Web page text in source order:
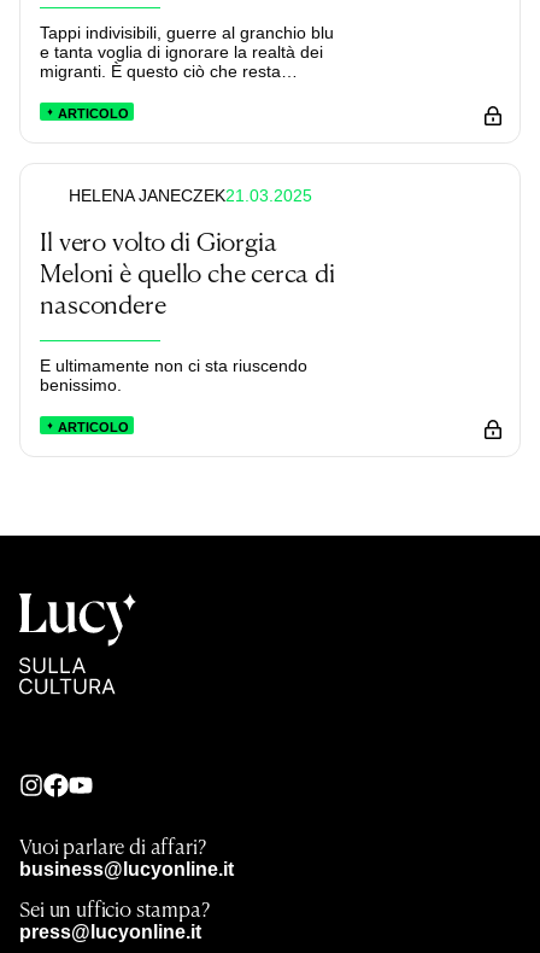
Tappi indivisibili, guerre al granchio blu
e tanta voglia di ignorare la realtà dei
migranti. È questo ciò che resta
ARTICOLO
HELENA JANECZEK21.03.2025
Il vero volto di Giorgia
Meloni è quello che cerca di
nascondere
E ultimamente non ci sta riuscendo
benissimo.
ARTICOLO
Vuoi parlare di affari?
business@lucyonline.it
Sei un ufficio stampa?
press@lucyonline.it